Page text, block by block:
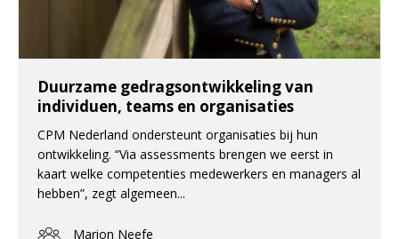
Duurzame gedragsontwikkeling van
individuen, teams en organisaties
CPM Nederland ondersteunt organisaties bij hun
ontwikkeling. “Via assessments brengen we eerst in
kaart welke competenties medewerkers en managers al
hebben”, zegt algemeen...
Marion Neefe